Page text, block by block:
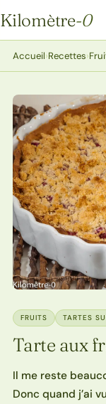
Kilomètre-0
Kilomètre-0
Accueil›Recettes›
FRUITS TARTES
Tarte aux
Il me reste
Donc quand j’ai